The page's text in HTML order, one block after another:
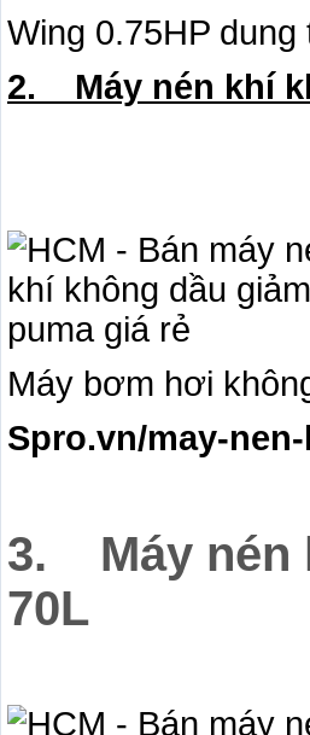
Wing 0.75HP
2. Máy nén khí
Máy bơm hơi
Spro.vn/may-
3. Máy nén
70L